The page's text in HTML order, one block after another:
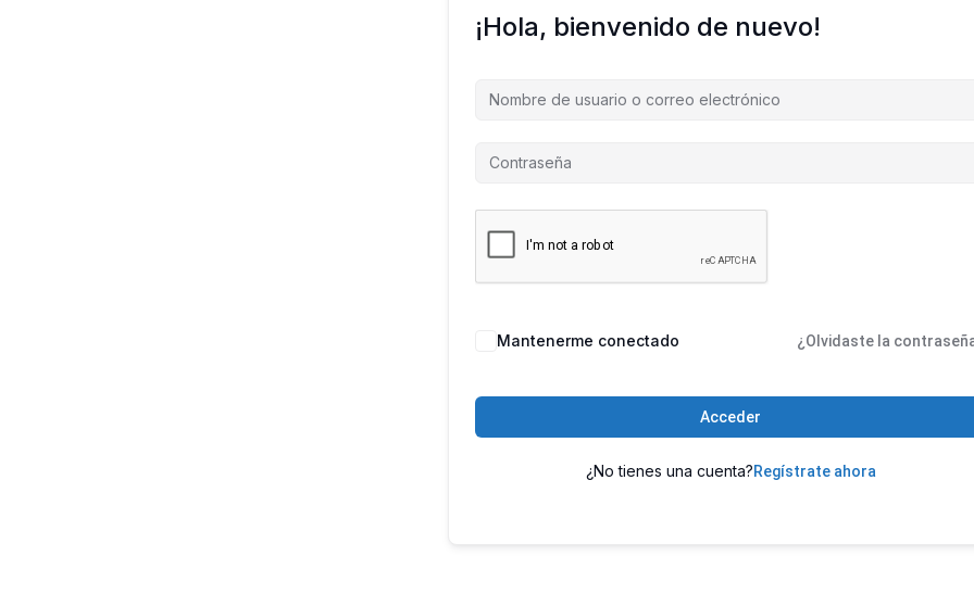
¡Hola, bienvenido de nuevo!
Mantenerme conectado ¿Olvidaste la
Acceder
¿No tienes una cuenta?Regístrate ahora